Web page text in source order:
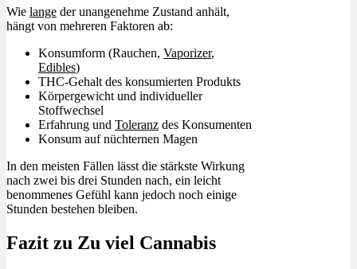
Wie lange der unangenehme Zustand anhält,
hängt von mehreren Faktoren ab:
Konsumform (Rauchen, Vaporizer,
Edibles)
THC-Gehalt des konsumierten Produkts
Körpergewicht und individueller
Stoffwechsel
Erfahrung und Toleranz des Konsumenten
Konsum auf nüchternen Magen
In den meisten Fällen lässt die stärkste Wirkung
nach zwei bis drei Stunden nach, ein leicht
benommenes Gefühl kann jedoch noch einige
Stunden bestehen bleiben.
Fazit zu Zu viel Cannabis